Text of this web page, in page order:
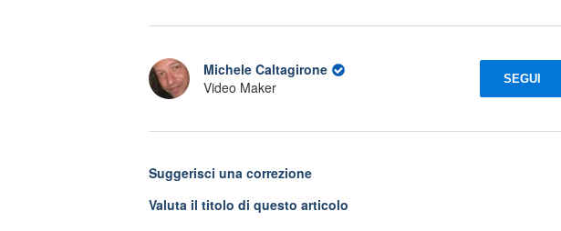
Michele Caltagirone
Video Maker
SEGUI
Suggerisci una correzione
Valuta il titolo di questo articolo